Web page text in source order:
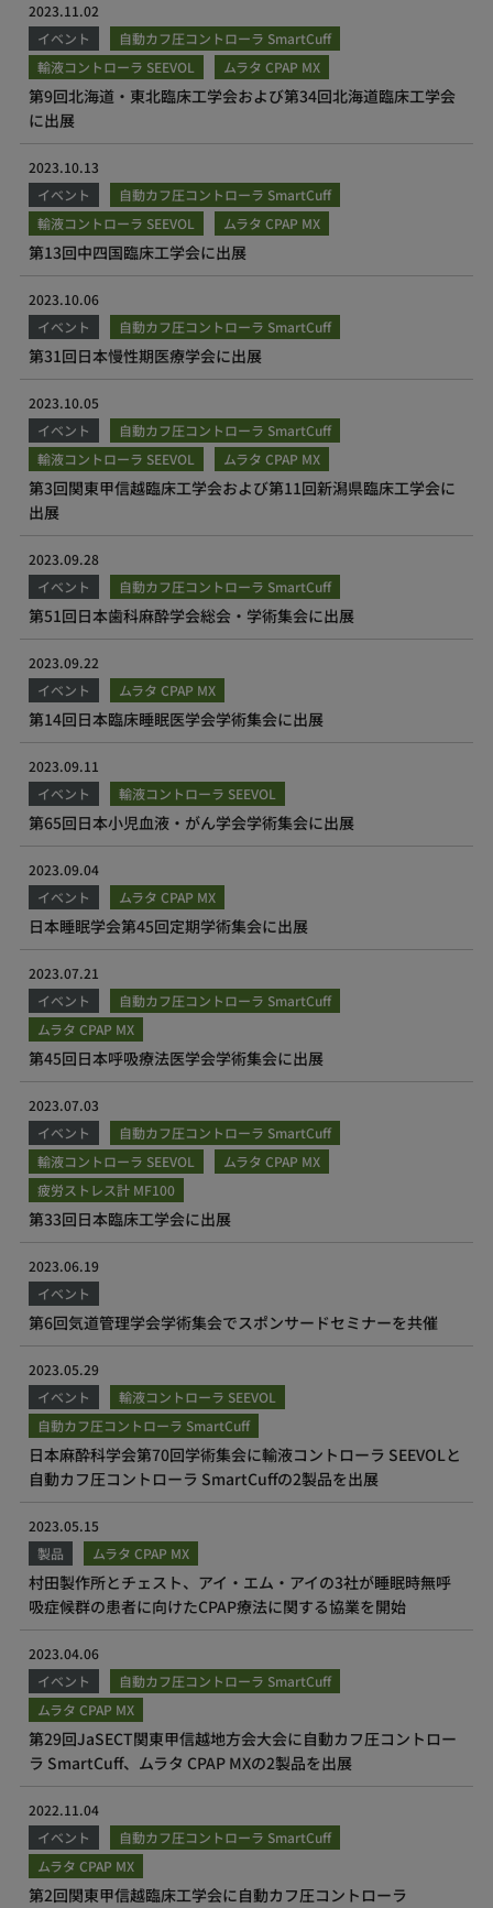
2023.11.02
イベント
自動カフ圧コントローラ SmartCuff
輸液コントローラ SEEVOL
ムラタ CPAP MX
第9回北海道・東北臨床工学会および第34回北海道臨床工学会
に出展
2023.10.13
イベント
自動カフ圧コントローラ SmartCuff
輸液コントローラ SEEVOL
ムラタ CPAP MX
第13回中四国臨床工学会に出展
2023.10.06
イベント
自動カフ圧コントローラ SmartCuff
第31回日本慢性期医療学会に出展
2023.10.05
イベント
自動カフ圧コントローラ SmartCuff
輸液コントローラ SEEVOL
ムラタ CPAP MX
第3回関東甲信越臨床工学会および第11回新潟県臨床工学会に
出展
2023.09.28
イベント
自動カフ圧コントローラ SmartCuff
第51回日本歯科麻酔学会総会・学術集会に出展
2023.09.22
イベント
ムラタ CPAP MX
第14回日本臨床睡眠医学会学術集会に出展
2023.09.11
イベント
輸液コントローラ SEEVOL
第65回日本小児血液・がん学会学術集会に出展
2023.09.04
イベント
ムラタ CPAP MX
日本睡眠学会第45回定期学術集会に出展
2023.07.21
イベント
自動カフ圧コントローラ SmartCuff
ムラタ CPAP MX
第45回⽇本呼吸療法医学会学術集会に出展
2023.07.03
イベント
自動カフ圧コントローラ SmartCuff
輸液コントローラ SEEVOL
ムラタ CPAP MX
疲労ストレス計 MF100
第33回日本臨床工学会に出展
2023.06.19
イベント
第6回気道管理学会学術集会でスポンサードセミナーを共催
2023.05.29
イベント
輸液コントローラ SEEVOL
自動カフ圧コントローラ SmartCuff
日本麻酔科学会第70回学術集会に輸液コントローラ SEEVOLと
自動カフ圧コントローラ SmartCuffの2製品を出展
2023.05.15
製品
ムラタ CPAP MX
村田製作所とチェスト、アイ・エム・アイの3社が睡眠時無呼
吸症候群の患者に向けたCPAP療法に関する協業を開始
2023.04.06
イベント
自動カフ圧コントローラ SmartCuff
ムラタ CPAP MX
第29回JaSECT関東甲信越地方会大会に自動カフ圧コントロー
ラ SmartCuff、ムラタ CPAP MXの2製品を出展
2022.11.04
イベント
自動カフ圧コントローラ SmartCuff
ムラタ CPAP MX
第2回関東甲信越臨床工学会に自動カフ圧コントローラ